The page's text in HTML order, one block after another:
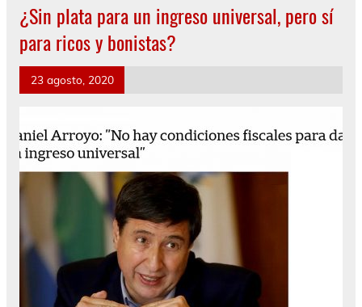
¿Sin plata para un ingreso universal, pero sí
para ricos y bonistas?
23 agosto, 2020